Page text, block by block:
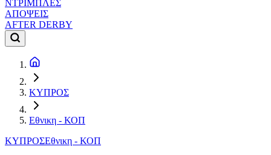
ΝΤΡΙΜΠΛΕΣ
ΑΠΟΨΕΙΣ
AFTER DERBY
ΚΥΠΡΟΣ
Εθνικη - ΚΟΠ
ΚΥΠΡΟΣΕθνικη - ΚΟΠ